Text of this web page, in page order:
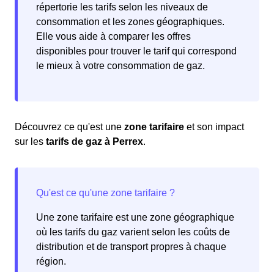
répertorie les tarifs selon les niveaux de
consommation et les zones géographiques.
Elle vous aide à comparer les offres
disponibles pour trouver le tarif qui correspond
le mieux à votre consommation de gaz.
Découvrez ce qu'est une zone tarifaire et son impact
sur les tarifs de gaz à Perrex.
Une zone tarifaire est une zone géographique
où les tarifs du gaz varient selon les coûts de
distribution et de transport propres à chaque
région.